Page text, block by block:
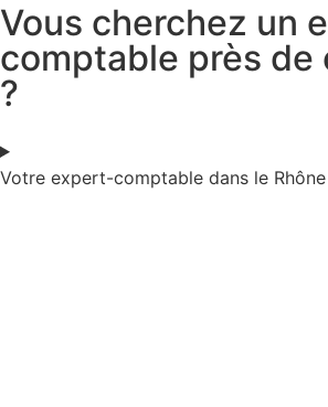
Vous cherchez un
comptable près de
?
Votre expert-comptable dans le